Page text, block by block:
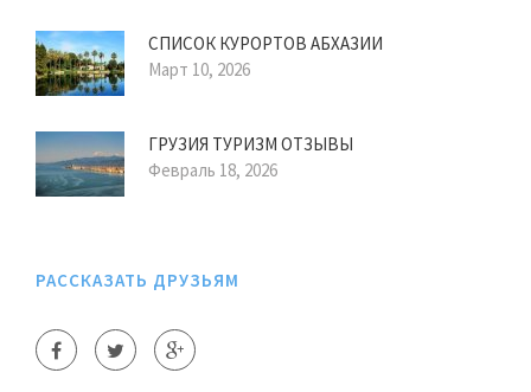
СПИСОК КУРОРТОВ АБХАЗИИ
Март 10, 2026
ГРУЗИЯ ТУРИЗМ ОТЗЫВЫ
Февраль 18, 2026
РАССКАЗАТЬ ДРУЗЬЯМ